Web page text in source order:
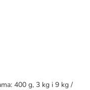
400 g, 3 kg i 9 kg /